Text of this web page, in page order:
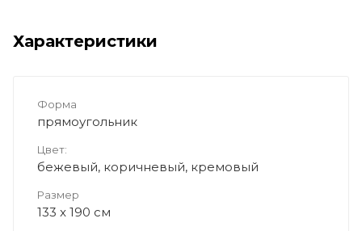
Характеристики
Форма
прямоугольник
Цвет:
бежевый, коричневый, кремовый
Размер
133 x 190 см